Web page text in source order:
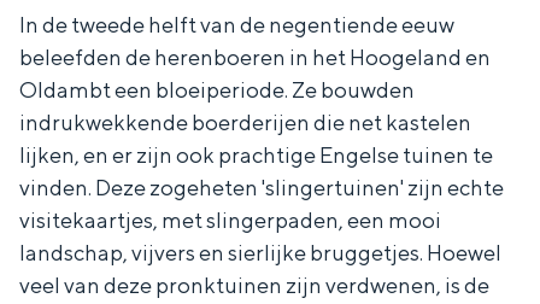
In de tweede helft van de negentiende eeuw
beleefden de herenboeren in het Hoogeland en
Oldambt een bloeiperiode. Ze bouwden
indrukwekkende boerderijen die net kastelen
lijken, en er zijn ook prachtige Engelse tuinen te
vinden. Deze zogeheten 'slingertuinen' zijn echte
visitekaartjes, met slingerpaden, een mooi
landschap, vijvers en sierlijke bruggetjes. Hoewel
veel van deze pronktuinen zijn verdwenen, is de